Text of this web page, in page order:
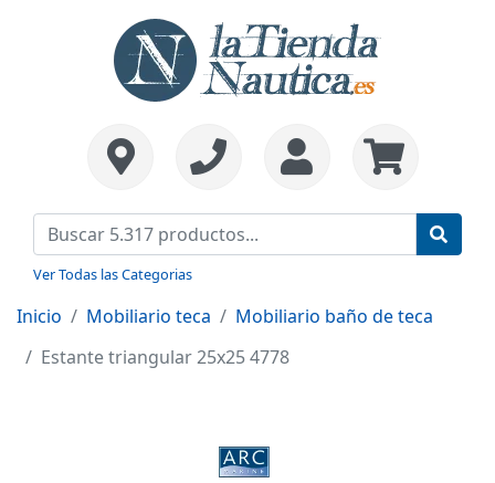
Ver Todas las Categorias
Inicio Mobiliario teca
Mobiliario baño de teca
Estante triangular 25x25 4778